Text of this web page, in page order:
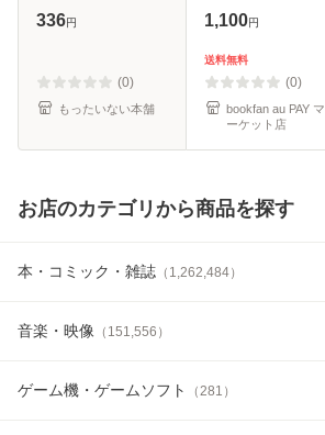
書房 [文庫]【メー
336円
(0)
もったいない本舗
1,100円
送料無料
(0)
bookfan au PAY マ
ーケット店
お店のカテゴリから商品を探す
本・コミック・雑誌 （ 1,262,484）
音楽・映像 （ 151,556 ）
ゲーム機・ゲームソフト （281 ）